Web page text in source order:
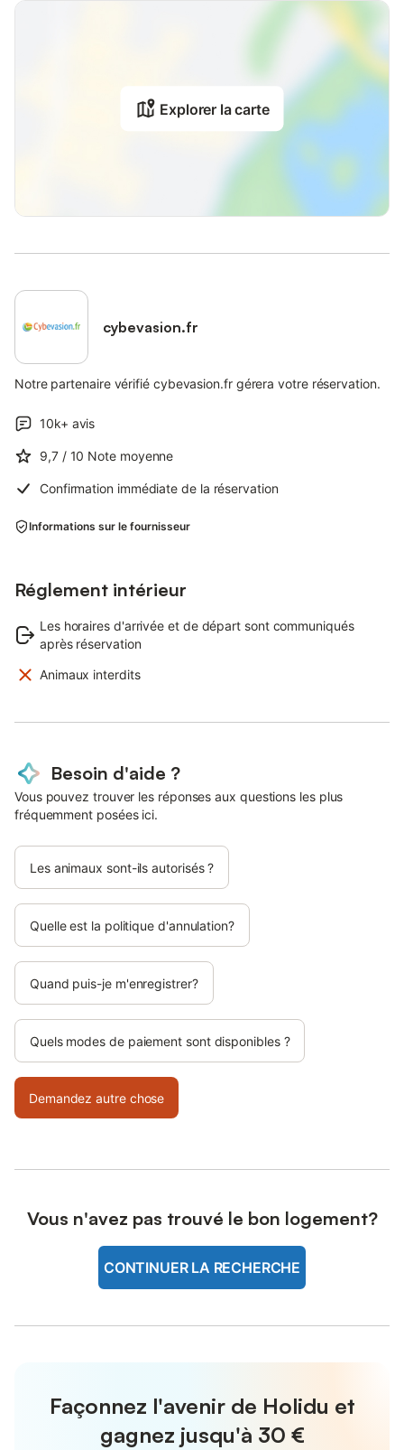
Explorer la carte
cybevasion.fr
Notre partenaire vérifié cybevasion.fr gérera votre réservation.
10k+ avis
9,7 / 10 Note moyenne
Confirmation immédiate de la réservation
Informations sur le fournisseur
Réglement intérieur
Les horaires d'arrivée et de départ sont communiqués
après réservation
Animaux interdits
Besoin d'aide ?
Vous pouvez trouver les réponses aux questions les plus
fréquemment posées ici.
Les animaux sont-ils autorisés ?
Quelle est la politique d'annulation?
Quand puis-je m'enregistrer?
Quels modes de paiement sont disponibles ?
Demandez autre chose
Vous n'avez pas trouvé le bon logement?
CONTINUER LA RECHERCHE
Façonnez l'avenir de Holidu et
gagnez jusqu'à 30 €